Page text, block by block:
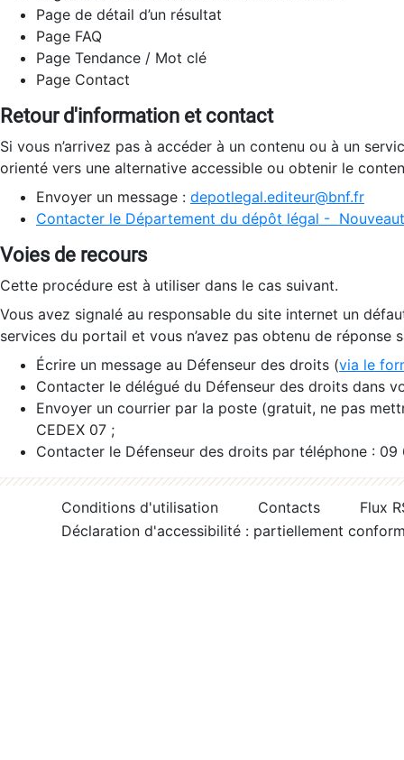
Page de détail d’un résultat
Page FAQ
Page Tendance / Mot clé
Page Contact
Retour d'information et contact
Si vous n’arrivez pas à accéder à un contenu ou à un
orienté vers une alternative accessible ou obtenir le
Envoyer un message : depotlegal.editeur@bnf.fr
Contacter le Département du dépôt légal -
Voies de recours
Cette procédure est à utiliser dans le cas suivant.
Vous avez signalé au responsable du site internet un
services du portail et vous n’avez pas obtenu de réponse
Écrire un message au Défenseur des droits (via le
Contacter le délégué du Défenseur des droits dans
Envoyer un courrier par la poste (gratuit, ne pas
CEDEX 07 ;
Contacter le Défenseur des droits par téléphone :
Conditions d'utilisation Contacts
Flux
Déclaration d'accessibilité : partiellement